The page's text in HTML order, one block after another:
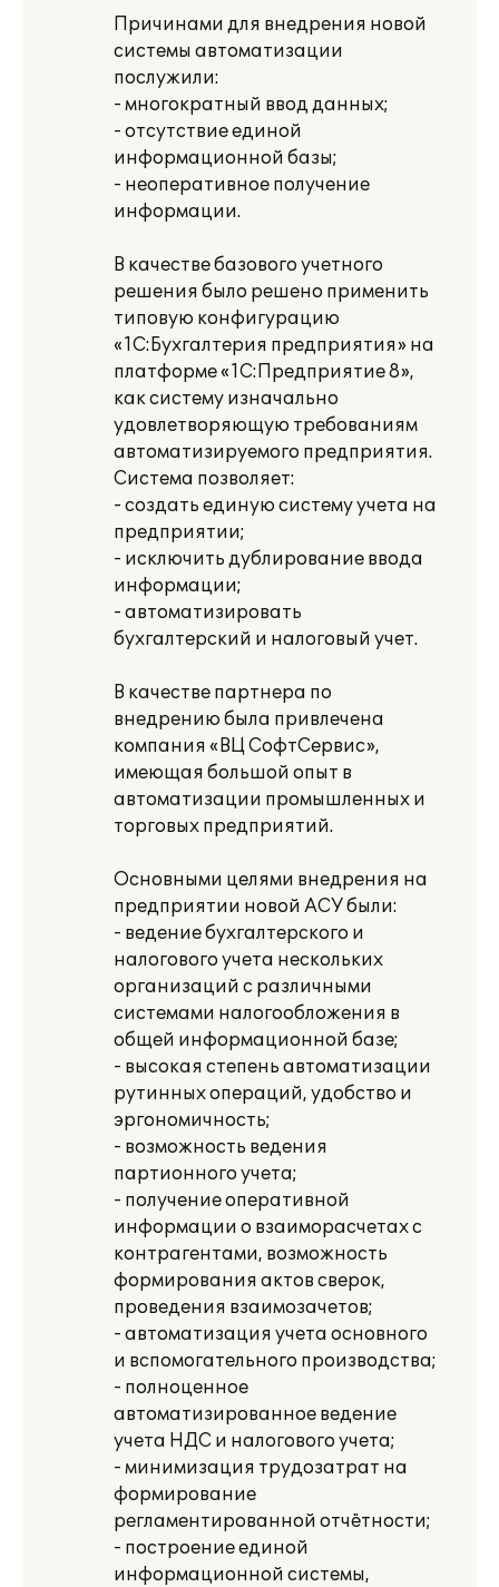
Причинами для внедрения новой
системы автоматизации
послужили:
- многократный ввод данных;
- отсутствие единой
информационной базы;
- неоперативное получение
информации.
В качестве базового учетного
решения было решено применить
типовую конфигурацию
«1С:Бухгалтерия предприятия» на
платформе «1С:Предприятие 8»,
как систему изначально
удовлетворяющую требованиям
автоматизируемого предприятия.
Система позволяет:
- создать единую систему учета на
предприятии;
- исключить дублирование ввода
информации;
- автоматизировать
бухгалтерский и налоговый учет.
В качестве партнера по
внедрению была привлечена
компания «ВЦ СофтСервис»,
имеющая большой опыт в
автоматизации промышленных и
торговых предприятий.
Основными целями внедрения на
предприятии новой АСУ были:
- ведение бухгалтерского и
налогового учета нескольких
организаций с различными
системами налогообложения в
общей информационной базе;
- высокая степень автоматизации
рутинных операций, удобство и
эргономичность;
- возможность ведения
партионного учета;
- получение оперативной
информации о взаиморасчетах с
контрагентами, возможность
формирования актов сверок,
проведения взаимозачетов;
- автоматизация учета основного
и вспомогательного производства;
- полноценное
автоматизированное ведение
учета НДС и налогового учета;
- минимизация трудозатрат на
формирование
регламентированной отчётности;
- построение единой
информационной системы,